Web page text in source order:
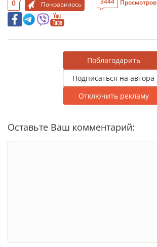
0 Понравилось Просмотров
Поблагодарить
Подписаться на автора
Отключить рекламу
Оставьте Ваш комментарий: